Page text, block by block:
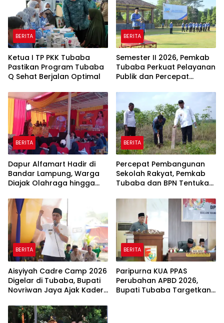
BERITA
Ketua I TP PKK Tubaba
Pastikan Program Tubaba
Q Sehat Berjalan Optimal
BERITA
Semester II 2026, Pemkab
Tubaba Perkuat Pelayanan
Publik dan Percepat
BERITA
Dapur Alfamart Hadir di
Bandar Lampung, Warga
Diajak Olahraga hingga
BERITA
Percepat Pembangunan
Sekolah Rakyat, Pemkab
Tubaba dan BPN Tentukan
BERITA
Aisyiyah Cadre Camp 2026
Digelar di Tubaba, Bupati
Novriwan Jaya Ajak Kader
Pembangunan
BERITA
Paripurna KUA PPAS
Perubahan APBD 2026,
Bupati Tubaba Targetkan